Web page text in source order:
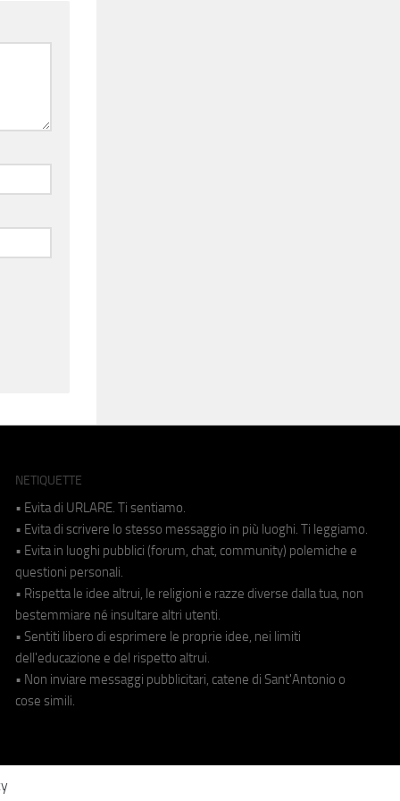
NETIQUETTE
• Evita di URLARE. Ti sentiamo.
• Evita di scrivere lo stesso messaggio in più luoghi. Ti leggiamo.
• Evita in luoghi pubblici (forum, chat, community) polemiche e
questioni personali.
• Rispetta le idee altrui, le religioni e razze diverse dalla tua, non
bestemmiare né insultare altri utenti.
• Sentiti libero di esprimere le proprie idee, nei limiti
dell'educazione e del rispetto altrui.
• Non inviare messaggi pubblicitari, catene di Sant'Antonio o
cose simili.